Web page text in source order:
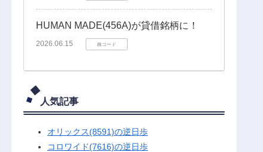
HUMAN MADE(456A)が貸借銘柄に！
2026.06.15 株コード
人気記事
オリックス(8591)の逆日歩
コロワイド(7616)の逆日歩